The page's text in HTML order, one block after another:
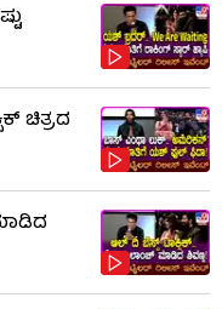
ಚಿತ್ರದ